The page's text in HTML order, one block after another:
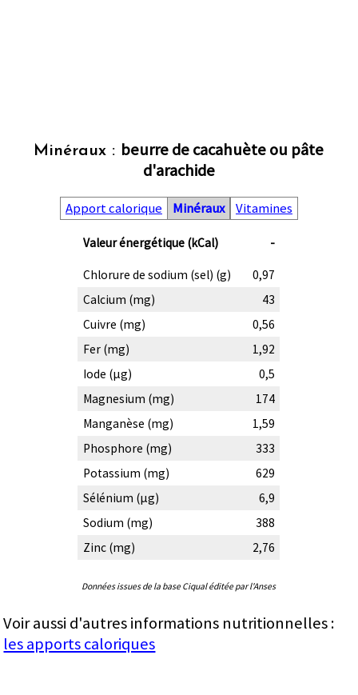
Minéraux : beurre de cacahuète ou pâte
d'arachide
Apport calorique Minéraux Vitamines
Valeur énergétique (kCal) -
Chlorure de sodium (sel) (g)
0,97
Calcium (mg)
43
Cuivre (mg)
0,56
Fer (mg)
1,92
Iode (µg)
0,5
Magnesium (mg)
174
Manganèse (mg)
1,59
Phosphore (mg)
333
Potassium (mg)
629
Sélénium (µg)
6,9
Sodium (mg)
388
Zinc (mg)
2,76
Données issues de la base Ciqual éditée par l'Anses
Voir aussi d'autres informations nutritionnelles :
les apports caloriques